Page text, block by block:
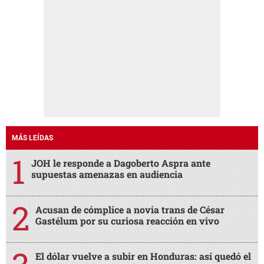
MÁS LEÍDAS
JOH le responde a Dagoberto Aspra ante
supuestas amenazas en audiencia
Acusan de cómplice a novia trans de César
Gastélum por su curiosa reacción en vivo
El dólar vuelve a subir en Honduras: así quedó el